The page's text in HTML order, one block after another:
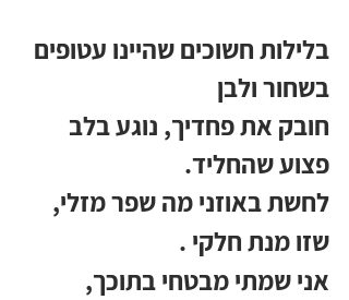
בלילות חשוכים שהיינו עטופים
בשחור ולבן
חובק את פחדיך, נוגע בלב
פצוע שהחליד.
לחשת באוזני מה שפר מזלי,
שזו מנת חלקי .
אני שמתי מבטחי בתוכך,